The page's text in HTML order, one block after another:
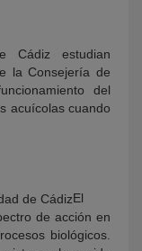
Cádiz estudian
la Consejería de
del
acuícolas cuando
El
de acción en
biológicos.